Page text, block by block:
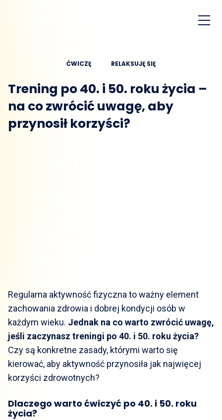
ĆWICZĘ RELAKSUJĘ SIĘ
Trening po 40. i 50. roku życia –
na co zwrócić uwagę, aby
przynosił korzyści?
Regularna aktywność fizyczna to ważny element
zachowania zdrowia i dobrej kondycji osób w
każdym wieku. Jednak na co warto zwrócić uwagę,
jeśli zaczynasz treningi po 40. i 50. roku życia?
Czy są konkretne zasady, którymi warto się
kierować, aby aktywność przynosiła jak najwięcej
korzyści zdrowotnych?
Dlaczego warto ćwiczyć po 40. i 50. roku
życia?